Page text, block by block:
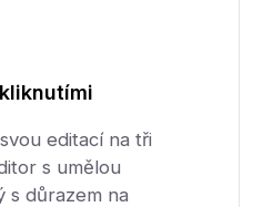
editací na tři
s umělou
s důrazem na